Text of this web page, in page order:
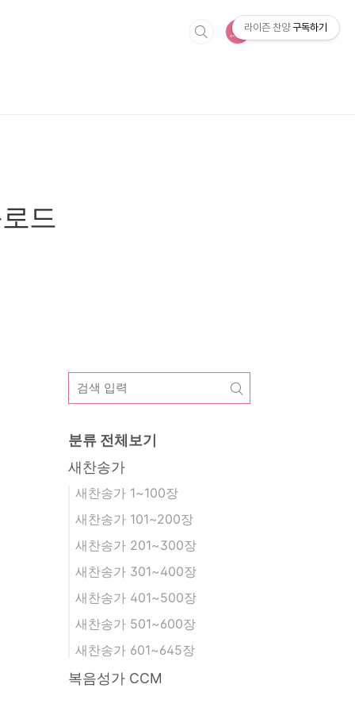
드
분류 전체보기
새찬송가
새찬송가 1~100장
새찬송가 101~200장
새찬송가 201~300장
새찬송가 301~400장
새찬송가 401~500장
새찬송가 501~600장
새찬송가 601~645장
복음성가 CCM
라이즌 찬양 구독하기